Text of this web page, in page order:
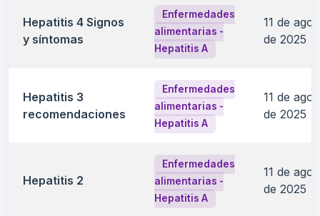
Hepatitis 4 Signos
y síntomas
Enfermedades
alimentarias -
Hepatitis A
11 de
de 2025
Hepatitis 3
recomendaciones
Enfermedades
alimentarias -
Hepatitis A
11 de
de 2025
Hepatitis 2
Enfermedades
alimentarias -
Hepatitis A
11 de
de 2025